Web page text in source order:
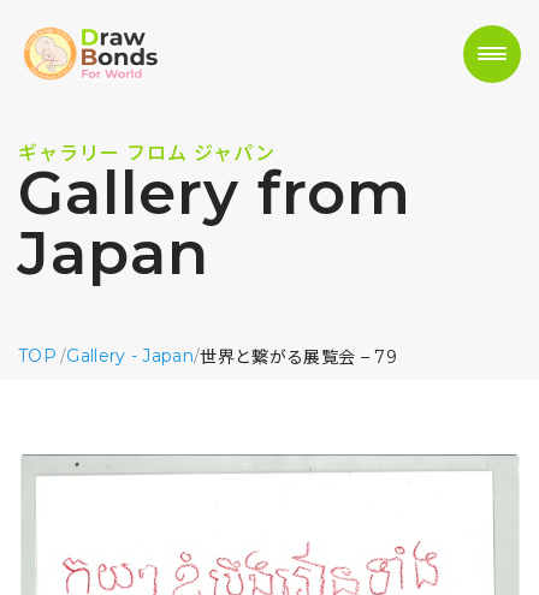
ギャラリー フロム ジャパン
Gallery from
Japan
TOP /Gallery - Japan/世界と繋がる展覧会 – 79